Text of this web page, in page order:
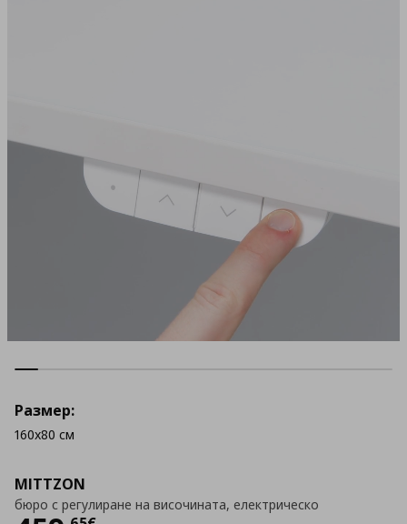
MITTZON
бюро с регулиране на височината, електрическо
Размер:
160x80 см